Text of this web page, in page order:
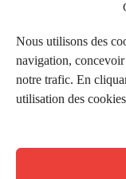
Nous utilisons des
navigation, concevoir
notre trafic. En
utilisation des
Conditions générales
Réductions de la
Application